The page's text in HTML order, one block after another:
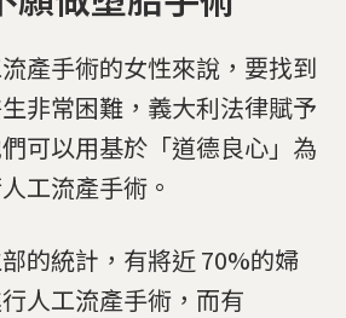
產手術的女性來說，要找到
非常困難，義大利法律賦予
可以用基於「道德良心」為
工流產手術。
的統計，有將近 70%的婦
人工流產手術，而有